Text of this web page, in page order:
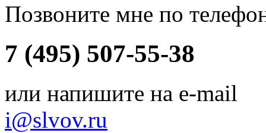
Позвоните мне по
7 (495) 507-55-38
или напишите на e-mail
i@slvov.ru